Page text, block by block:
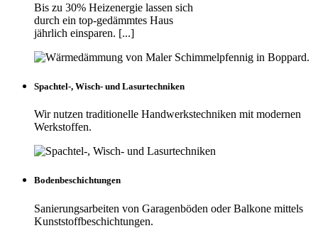
Bis zu 30% Heizenergie lassen sich
durch ein top-gedämmtes Haus
jährlich einsparen. [...]
Spachtel-, Wisch- und Lasurtechniken
Wir nutzen traditionelle Handwerkstechniken mit modernen
Werkstoffen.
Bodenbeschichtungen
Sanierungsarbeiten von Garagenböden oder Balkone mittels
Kunststoffbeschichtungen.